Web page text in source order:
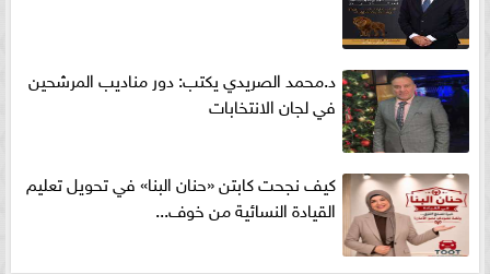
د.محمد الصريدي يكتب: دور مناديب المرشحين
في لجان الانتخابات
كيف نجحت كابتن «حنان البنا» في تحويل تعليم
القيادة النسائية من خوف...